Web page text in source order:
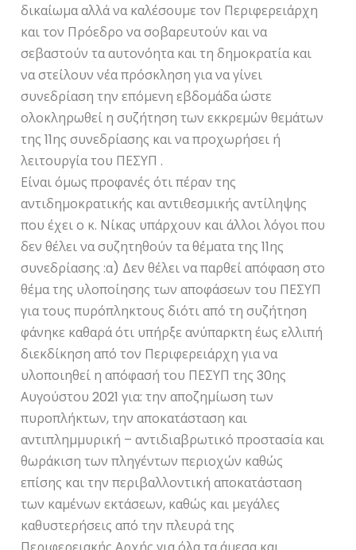
δικαίωμα αλλά να καλέσουμε τον Περιφερειάρχη
και τον Πρόεδρο να σοβαρευτούν και να
σεβαστούν τα αυτονόητα και τη δημοκρατία και
να στείλουν νέα πρόσκληση για να γίνει
συνεδρίαση την επόμενη εβδομάδα ώστε
ολοκληρωθεί η συζήτηση των εκκρεμών θεμάτων
της 11ης συνεδρίασης και να προχωρήσει ή
λειτουργία του ΠΕΣΥΠ .
Είναι όμως προφανές ότι πέραν της
αντιδημοκρατικής και αντιθεσμικής αντίληψης
που έχει ο κ. Νίκας υπάρχουν και άλλοι λόγοι που
δεν θέλει να συζητηθούν τα θέματα της 11ης
συνεδρίασης :α) Δεν θέλει να παρθεί απόφαση στο
θέμα της υλοποίησης των αποφάσεων του ΠΕΣΥΠ
για τους πυρόπληκτους διότι από τη συζήτηση
φάνηκε καθαρά ότι υπήρξε ανύπαρκτη έως ελλιπή
διεκδίκηση από τον Περιφερειάρχη για να
υλοποιηθεί η απόφασή του ΠΕΣΥΠ της 30ης
Αυγούστου 2021 για: την αποζημίωση των
πυροπλήκτων, την αποκατάσταση και
αντιπλημμυρική – αντιδιαβρωτικό προστασία και
θωράκιση των πληγέντων περιοχών καθώς
επίσης και την περιβαλλοντική αποκατάσταση
των καμένων εκτάσεων, καθώς και μεγάλες
καθυστερήσεις από την πλευρά της